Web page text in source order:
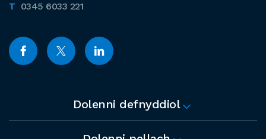
0345 6033 221
Dolenni defnyddiol